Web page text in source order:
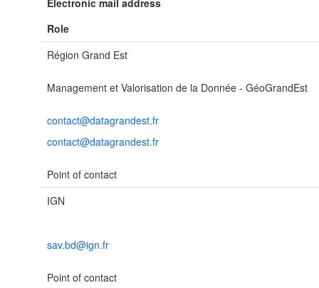
Electronic mail address
Role
Région Grand Est
Management et Valorisation de la Donnée - GéoGrandEst
contact@datagrandest.fr
contact@datagrandest.fr
Point of contact
IGN
sav.bd@ign.fr
Point of contact